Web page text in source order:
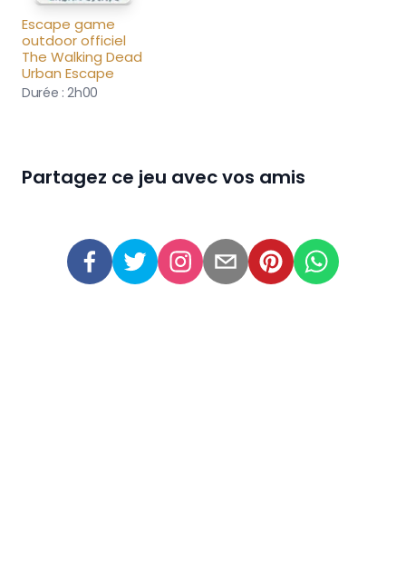
Escape game
outdoor officiel
The Walking Dead
Urban Escape
Durée :2h00
Partagez ce jeu avec vos amis